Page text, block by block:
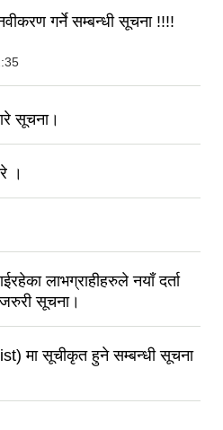
गर्ने सम्बन्धी सूचना !!!!
सूचना।
।
लाभग्राहीहरुले नयाँ दर्ता
सूचना।
मा सूचीकृत हुने सम्बन्धी सूचना